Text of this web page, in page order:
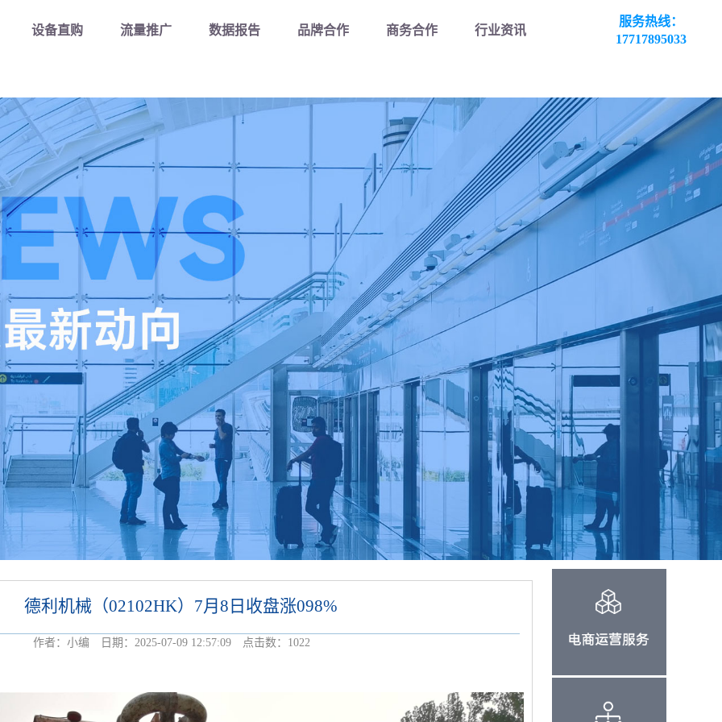
Kaiyun控股有限公司-二手工程机械交易平台/官方入口
设备直购 流量推广 数据报告 品牌合作 商务合作 行业资讯
服务热线：
17717895033
德利机械（02102HK）7月8日收盘涨098%
作者：小编 日期：2025-07-09 12:57:09 点击数： 1022